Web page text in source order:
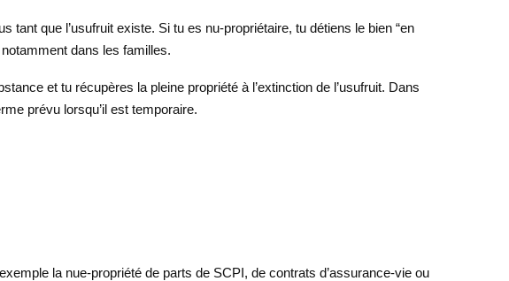
tant que l’usufruit existe. Si tu es nu-propriétaire, tu détiens le bien “en
dans les familles.
et tu récupères la pleine propriété à l’extinction de l’usufruit. Dans
prévu lorsqu’il est temporaire.
la nue-propriété de parts de SCPI, de contrats d’assurance-vie ou